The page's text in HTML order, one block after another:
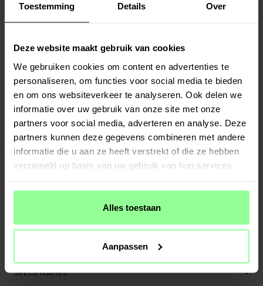
Toestemming Details Over
Deze website maakt gebruik van cookies
We gebruiken cookies om content en advertenties te
personaliseren, om functies voor social media te bieden
en om ons websiteverkeer te analyseren. Ook delen we
informatie over uw gebruik van onze site met onze
partners voor social media, adverteren en analyse. Deze
partners kunnen deze gegevens combineren met andere
informatie die u aan ze heeft verstrekt of die ze hebben
verzameld op basis van uw gebruik van hun services.
Alles toestaan
Aanpassen
Op voorraad (7 stuks)
Snelle levering met DHL, Budbee of Postnord
Verstuurd vanuit ons magazijn in Zweden
Veilig betalen met Klarna of Paypal
30 dagen retourrecht
39744
PRODUCTBESCHRIJVING
Geschikt voor:
Afmetingen buitenkant: 17,5 x 9,5 x 4 cm
SPECIFICATIES -